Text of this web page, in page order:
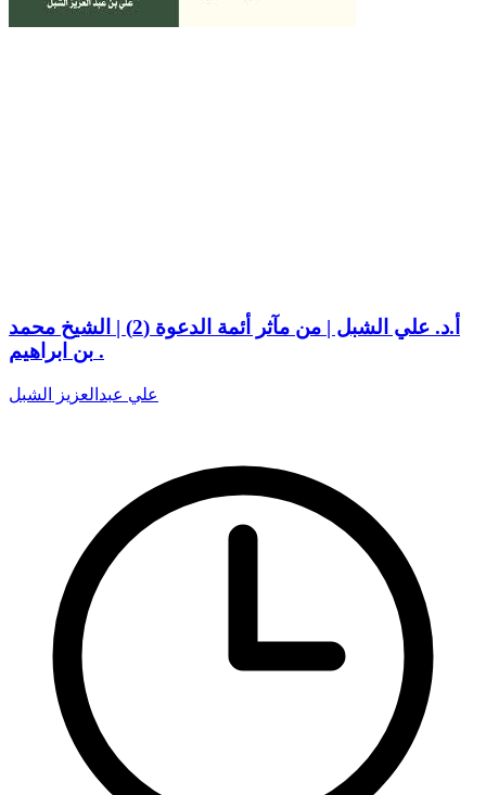
أ.د. علي الشبل | من مآثر أئمة الدعوة (2) | الشيخ محمد
بن ابراهيم .
علي عبدالعزيز الشبل